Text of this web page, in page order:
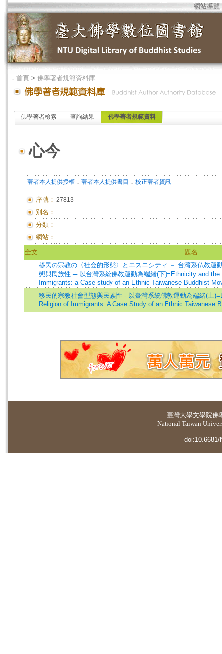
網站導覽
． 首頁 > 佛學著者規範資料庫
佛學著者檢索 查詢結果 佛學著者規範資料
心今
著者本人提供授權 ． 著者本人提供書目 ． 校正著者資訊
序號： 27813
別名：
分類：
網站：
全文
題名
移民の宗教の〈社会的形態〉とエスニシティ － 台湾系仏教運
態與民族性 ─ 以台灣系統佛教運動為端緒(下)=Ethnicity and
Immigrants: a Case study of an Ethnic Taiwanese Buddhist
移民的宗教社會型態與民族性 - 以臺灣系統佛教運動為端緒(上
Religion of Immigrants: A Case Study of an Ethnic Taiwanese
臺灣大學文學院佛
National Taiwan
doi:10.6681/